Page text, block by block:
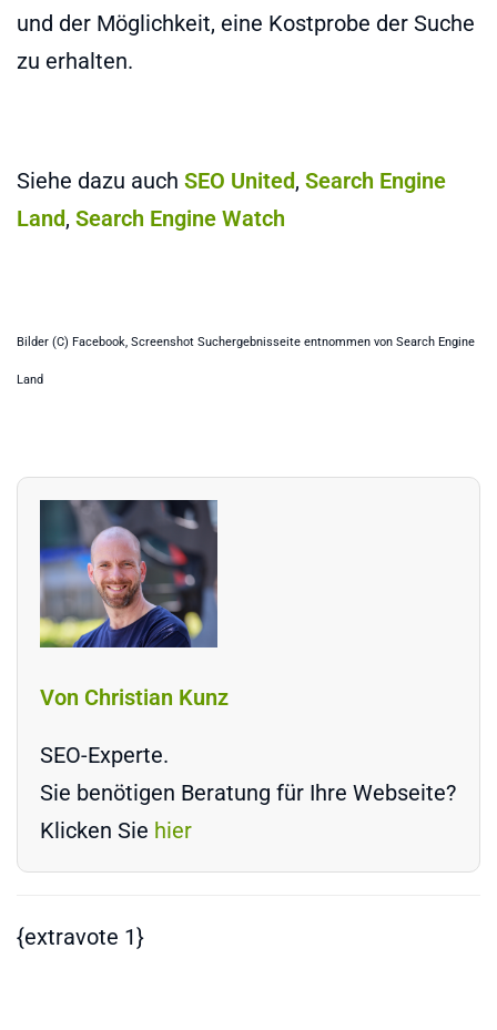
und der Möglichkeit, eine Kostprobe der Suche
zu erhalten.
Siehe dazu auch SEO United, Search Engine
Land, Search Engine Watch
Bilder (C) Facebook, Screenshot Suchergebnisseite entnommen von Search Engine
Land
Von Christian Kunz
SEO-Experte.
Sie benötigen Beratung für Ihre Webseite?
Klicken Sie hier
{extravote 1}